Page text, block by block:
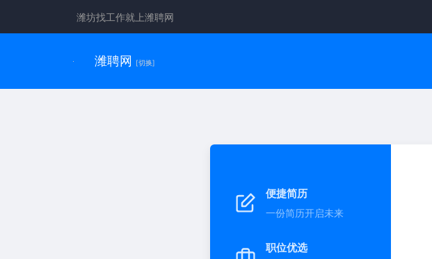
潍坊找工作就上潍聘网
潍聘网 [切换]
便捷简历
一份简历开启未来
职位优选